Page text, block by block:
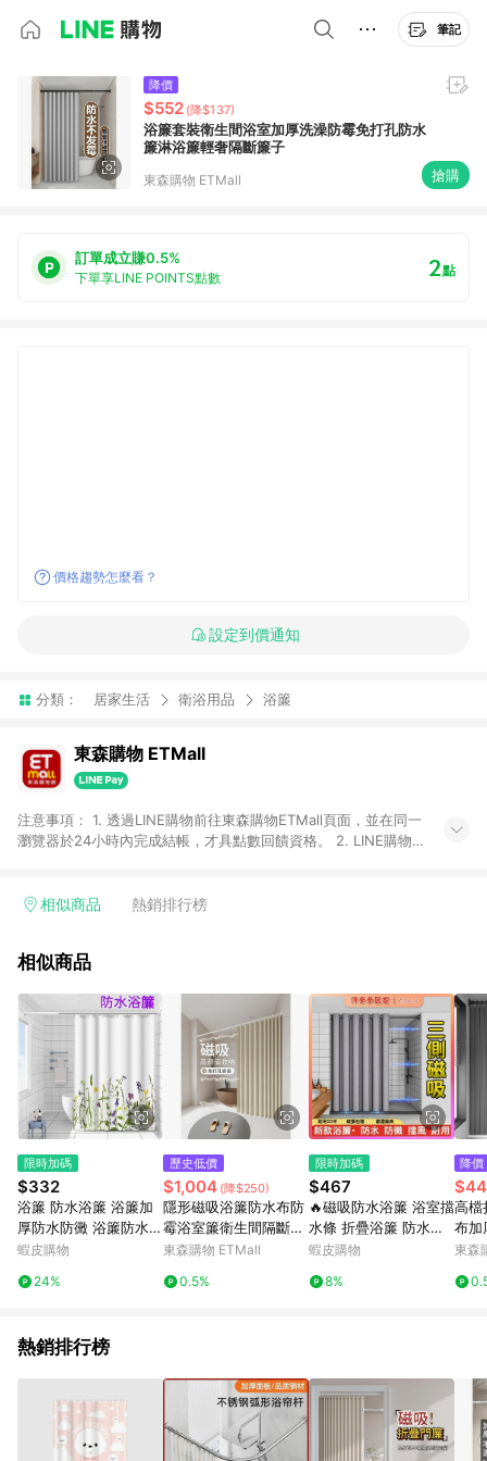
筆記
降價
$552 (降$137)
浴簾套裝衛生間浴室加厚洗澡防霉免打孔防水
簾淋浴簾輕奢隔斷簾子
東森購物 ETMall 搶購
訂單成立賺0.5%
下單享LINE POINTS點數 2點
價格趨勢怎麼看？
設定到價通知
分類： 居家生活 衛浴用品 浴簾
東森購物 ETMall
注意事項： 1. 透過LINE購物前往東森購物ETMall頁面，並在同一
瀏覽器於24小時內完成結帳，才具點數回饋資格。 2. LINE購物
單，皆不在點數回饋範圍內。 3. 如購買以下類別商品，將無法獲
球嚴選、商城、專案商品、「草莓網」全館商品。 4. 如取消訂
回饋。 5. 點數回饋會扣除所有折扣優惠後之最終發票金額計算，
實際回饋請依LINE購物通知為主。 6. 訂單如有使用東森購物
ETMall站內之折扣優惠(包含但不限於東森幣、樂透金、東森現金
券等)，不具點數回饋資格。詳細請依東森購物ETMall之結帳頁面
顯示為準。 7. LINE購物設有「單一商品最高回饋點數」機制(特
殊活動時開放「回饋無上限」)，以同一訂單中同一商品不論件數
計算，並依訂單成立時間當下LINE購物所設定的回饋機制為準。
如顯示之商品規格、顏色、價位、贈品與東森購物ETMall銷售網
頁不符，以銷售網頁標示為準。 9. 若有贈點爭議，請務必於訂單
日期+180天以內至LINE購物客服洽詢；若超過180天(含)以上進
行申訴，恕無法贈點回饋。 10. 部分點數紅包僅限指定商品使
用，或不適用於無回饋商品。各點數紅包之適用商品與使用條件
請依點數紅包頁面規則為準。
相似商品 熱銷排行榜
相似商品
限時加碼
$332
浴簾 防水浴簾 浴簾加
厚防水防黴 浴簾防水防
黴 衛生間浴室淋浴隔斷
黴洗澡間門簾子
蝦皮購物
24%
歷史低價
$1,004 (降$250)
隱形磁吸浴簾防水布防
霉浴室簾衛生間隔斷折
疊掛簾高檔套裝免打孔
東森購物 ETMall
0.5%
限時加碼
$467
🔥磁吸防水浴簾 浴室擋
水條 折疊浴簾 防水布
隔斷簾 廁所門簾 隔間
拉簾 冷氣簾 淋浴拉門
蝦皮購物
8%
降價
高檔
布加
斷浴
東森
熱銷排行榜